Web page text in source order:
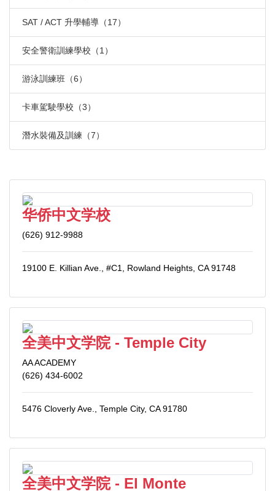
SAT / ACT 升學輔導（17）
安全警衛訓練學校（1）
游泳訓練班（6）
卡車駕駛學校（3）
潛水裝備及訓練（7）
华侨中文学校
(626) 912-9988
19100 E. Killian Ave., #C1, Rowland Heights, CA 91748
全美中文学院 - Temple City
AA ACADEMY
(626) 434-6002
5476 Cloverly Ave., Temple City, CA 91780
全美中文学院 - El Monte